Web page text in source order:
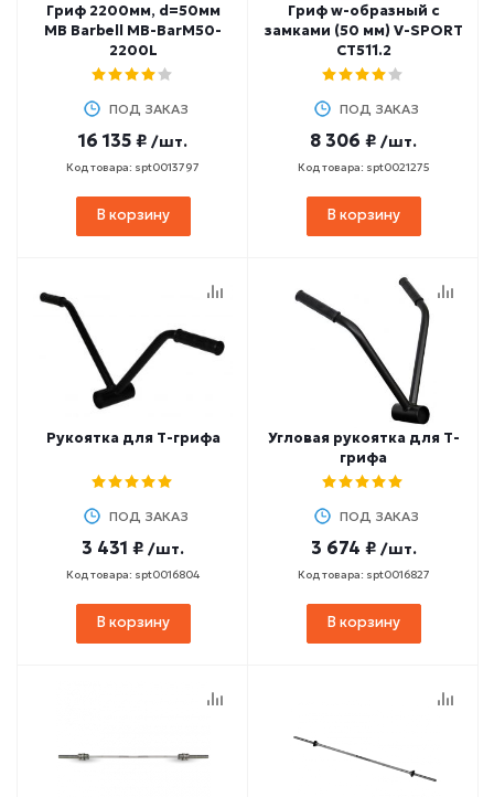
Гриф 2200мм, d=50мм
MB Barbell MB-BarM50-
2200L
ПОД ЗАКАЗ
16 135 ₽ /шт.
Код товара: spt0013797
В корзину
Гриф w-образный с
замками (50 мм) V-SPORT
CT511.2
ПОД ЗАКАЗ
8 306 ₽ /шт.
Код товара: spt0021275
В корзину
Рукоятка для Т-грифа
ПОД ЗАКАЗ
3 431 ₽ /шт.
Код товара: spt0016804
В корзину
Угловая рукоятка для Т-
грифа
ПОД ЗАКАЗ
3 674 ₽ /шт.
Код товара: spt0016827
В корзину